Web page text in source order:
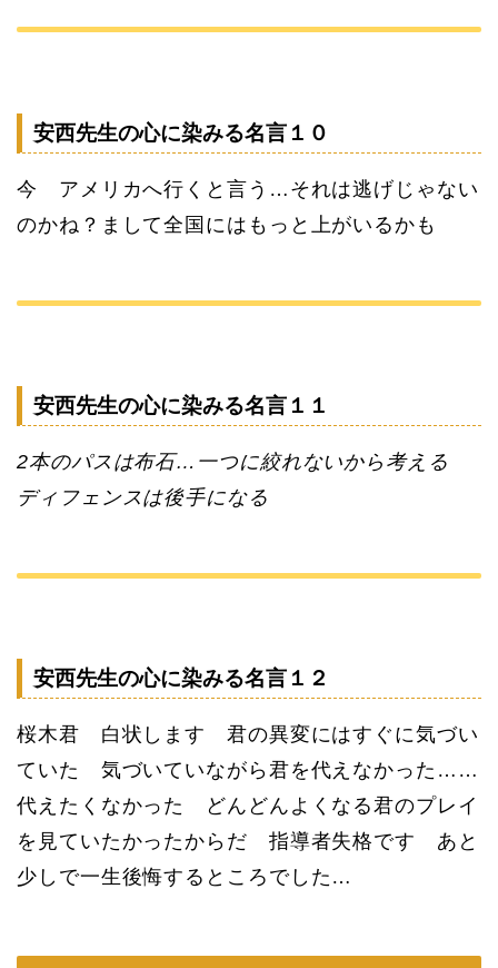
安西先生の心に染みる名言１０
今 アメリカへ行くと言う…それは逃げじゃない
のかね？まして全国にはもっと上がいるかも
安西先生の心に染みる名言１１
2本のパスは布石…一つに絞れないから考える
ディフェンスは後手になる
安西先生の心に染みる名言１２
桜木君 白状します 君の異変にはすぐに気づい
ていた 気づいていながら君を代えなかった……
代えたくなかった どんどんよくなる君のプレイ
を見ていたかったからだ 指導者失格です あと
少しで一生後悔するところでした…